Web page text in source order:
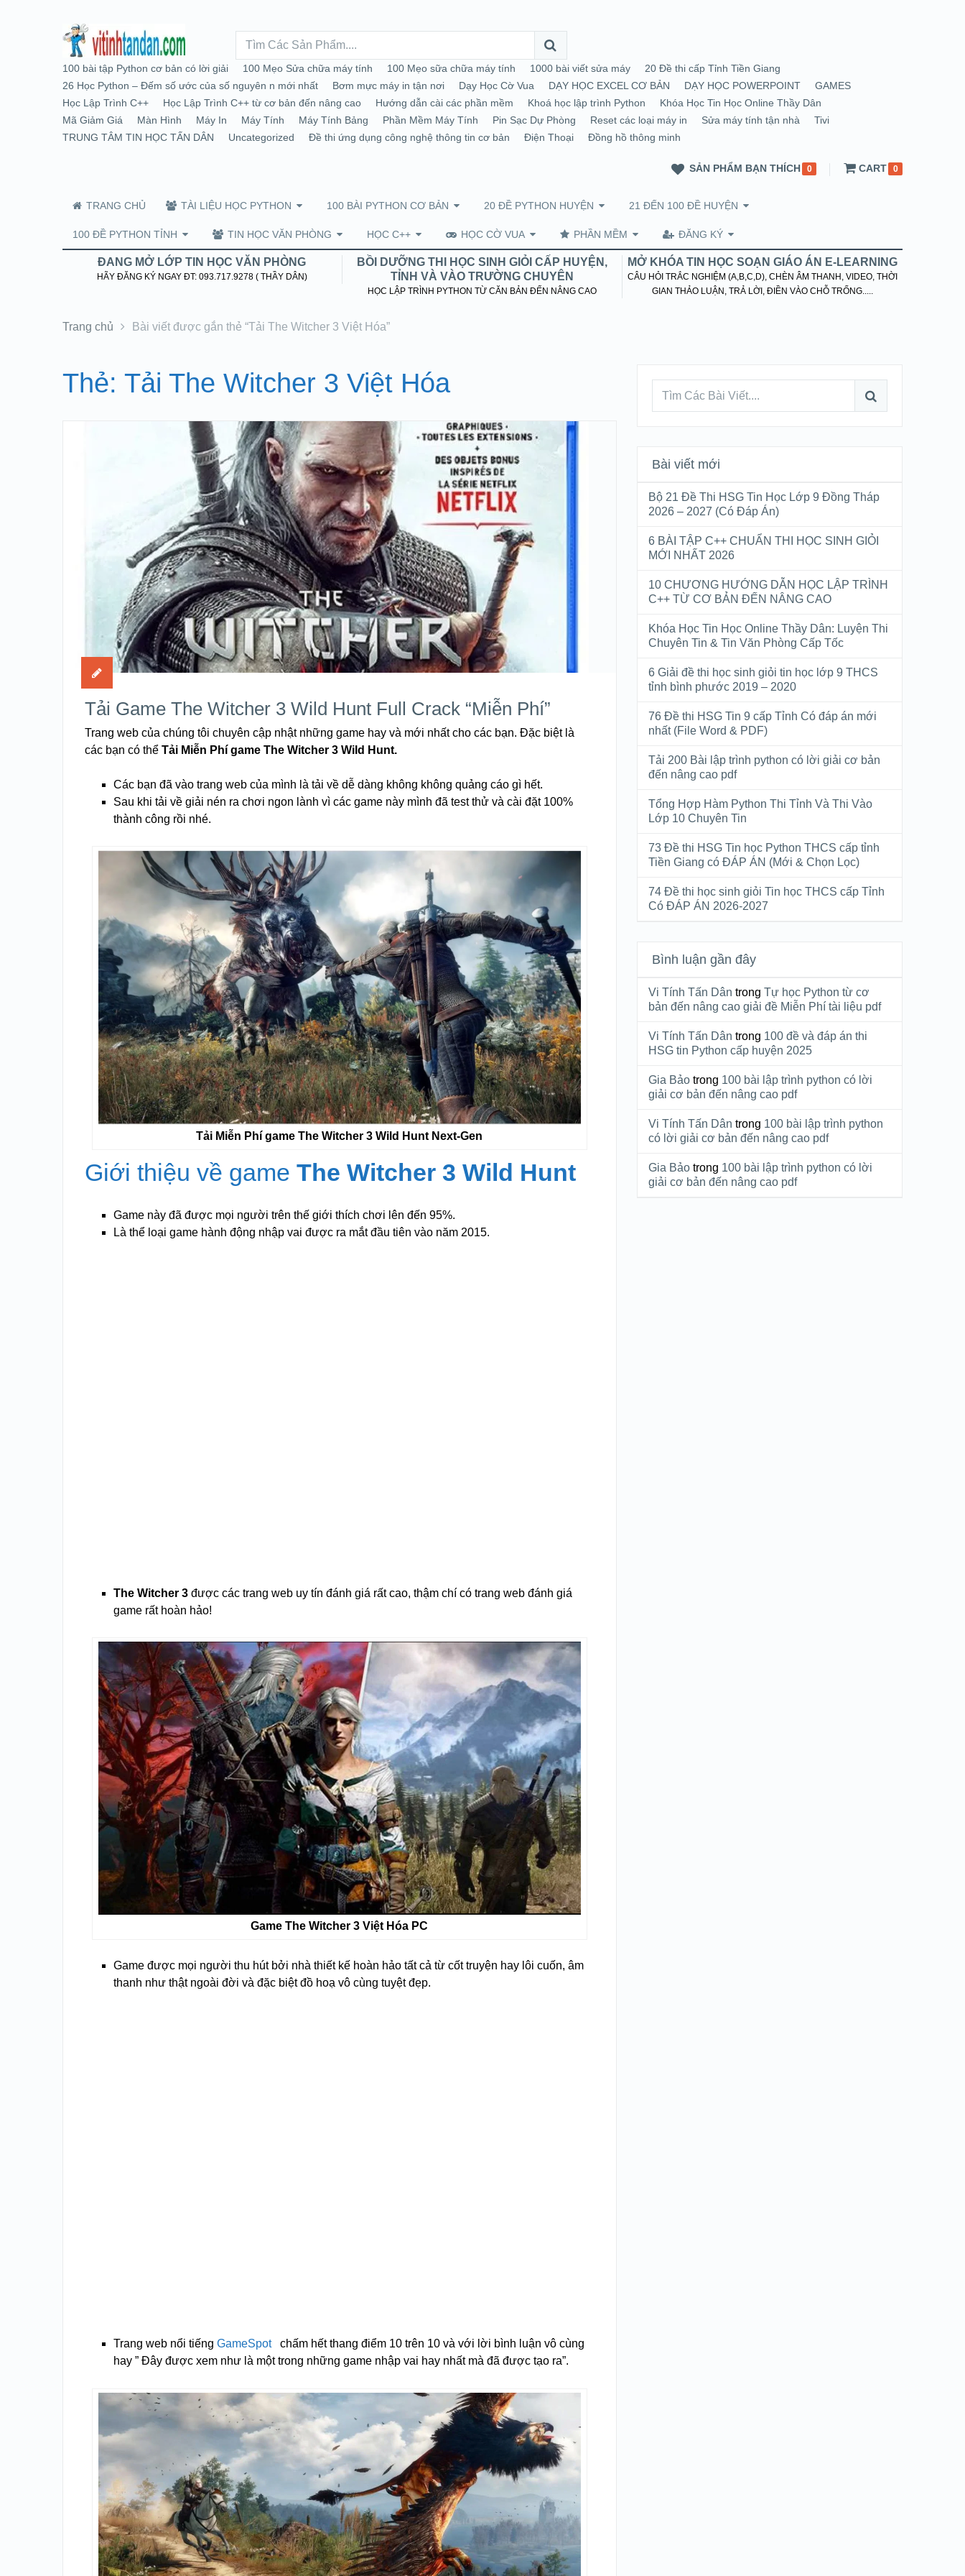
100 bài tập Python cơ bản có lời giải 100 Mẹo Sửa chữa máy tính 100 Mẹo sữa chữa máy tính 1000 bài viết sửa máy
20 Đề thi cấp Tỉnh Tiền Giang
26 Học Python – Đếm số ước của số nguyên n mới nhất
Bơm mực máy in tận nơi Dạy Học Cờ Vua DẠY HỌC EXCEL CƠ BẢN DẠY HỌC POWERPOINT
GAMES
Học Lập Trình C++
Học Lập Trình C++ từ cơ bản đến nâng cao Hướng dẫn cài các phần mềm Khoá học lập trình Python
Khóa Học Tin Học Online Thầy Dân
Mã Giảm Giá
Màn Hình Máy In Máy Tính Máy Tính Bảng Phần Mềm Máy Tính Pin Sạc Dự Phòng Reset các loại máy in Sửa máy tính tận nhà
Tivi
TRUNG TÂM TIN HỌC TẤN DÂN
Uncategorized Đề thi ứng dụng công nghệ thông tin cơ bản Điện Thoại Đồng hồ thông minh
SẢN PHẨM BẠN THÍCH 0 CART 0
TRANG CHỦ TÀI LIỆU HỌC PYTHON 100 BÀI PYTHON CƠ BẢN 20 ĐỀ PYTHON HUYỆN 21 ĐẾN 100 ĐỀ HUYỆN
100 ĐỀ PYTHON TỈNH TIN HỌC VĂN PHÒNG HỌC C++ HỌC CỜ VUA PHẦN MỀM ĐĂNG KÝ
ĐANG MỞ LỚP TIN HỌC VĂN PHÒNG
HÃY ĐĂNG KÝ NGAY ĐT: 093.717.9278 ( THẦY DÂN)
BỒI DƯỠNG THI HỌC SINH GIỎI CẤP HUYỆN,
TỈNH VÀ VÀO TRƯỜNG CHUYÊN
HỌC LẬP TRÌNH PYTHON TỪ CĂN BẢN ĐẾN NÂNG CAO
MỞ KHÓA TIN HỌC SOẠN GIÁO ÁN E-LEARNING
CÂU HỎI TRẮC NGHIỆM (A,B,C,D), CHÈN ÂM THANH, VIDEO, THỜI
GIAN THẢO LUẬN, TRẢ LỜI, ĐIỀN VÀO CHỖ TRỐNG.....
Trang chủ Bài viết được gắn thẻ “Tải The Witcher 3 Việt Hóa”
Thẻ: Tải The Witcher 3 Việt Hóa
Tải Game The Witcher 3 Wild Hunt Full Crack “Miễn Phí”
Trang web của chúng tôi chuyên cập nhật những game hay và mới nhất cho các bạn. Đặc biệt là
các bạn có thểTải Miễn Phí game The Witcher 3 Wild Hunt.
Các bạn đã vào trang web của mình là tải về dễ dàng không không quảng cáo gì hết.
Sau khi tải về giải nén ra chơi ngon lành vì các game này mình đã test thử và cài đặt 100%
thành công rồi nhé.
Tải Miễn Phí game The Witcher 3 Wild Hunt Next-Gen
Giới thiệu về gameThe Witcher 3 Wild Hunt
Game này đã được mọi người trên thế giới thích chơi lên đến 95%.
Là thể loại game hành động nhập vai được ra mắt đầu tiên vào năm 2015.
The Witcher 3 được các trang web uy tín đánh giá rất cao, thậm chí có trang web đánh giá
game rất hoàn hảo!
Game The Witcher 3 Việt Hóa PC
Game được mọi người thu hút bởi nhà thiết kế hoàn hảo tất cả từ cốt truyện hay lôi cuốn, âm
thanh như thật ngoài đời và đặc biệt đồ hoạ vô cùng tuyệt đẹp.
Trang web nổi tiếngGameSpot
chấm hết thang điểm 10 trên 10 và với lời bình luận vô cùng
hay ” Đây được xem như là một trong những game nhập vai hay nhất mà đã được tạo ra”.
Bài viết mới
Bộ 21 Đề Thi HSG Tin Học Lớp 9 Đồng Tháp
2026 – 2027 (Có Đáp Án)
6 BÀI TẬP C++ CHUẨN THI HỌC SINH GIỎI
MỚI NHẤT 2026
10 CHƯƠNG HƯỚNG DẪN HỌC LẬP TRÌNH
C++ TỪ CƠ BẢN ĐẾN NÂNG CAO
Khóa Học Tin Học Online Thầy Dân: Luyện Thi
Chuyên Tin & Tin Văn Phòng Cấp Tốc
6 Giải đề thi học sinh giỏi tin học lớp 9 THCS
tỉnh bình phước 2019 – 2020
76 Đề thi HSG Tin 9 cấp Tỉnh Có đáp án mới
nhất (File Word & PDF)
Tải 200 Bài lập trình python có lời giải cơ bản
đến nâng cao pdf
Tổng Hợp Hàm Python Thi Tỉnh Và Thi Vào
Lớp 10 Chuyên Tin
73 Đề thi HSG Tin học Python THCS cấp tỉnh
Tiền Giang có ĐÁP ÁN (Mới & Chọn Lọc)
74 Đề thi học sinh giỏi Tin học THCS cấp Tỉnh
Có ĐÁP ÁN 2026-2027
Bình luận gần đây
Vi Tính Tấn Dân trongTự học Python từ cơ
bản đến nâng cao giải đề Miễn Phí tài liệu pdf
Vi Tính Tấn Dân trong 100 đề và đáp án thi
HSG tin Python cấp huyện 2025
Gia Bảo trong 100 bài lập trình python có lời
giải cơ bản đến nâng cao pdf
Vi Tính Tấn Dân trong 100 bài lập trình python
có lời giải cơ bản đến nâng cao pdf
Gia Bảo trong 100 bài lập trình python có lời
giải cơ bản đến nâng cao pdf